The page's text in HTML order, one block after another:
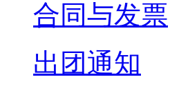
合同与发票
出团通知